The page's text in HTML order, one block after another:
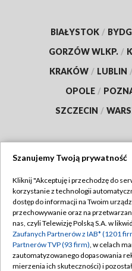
BIAŁYSTOK /
GORZÓW WLKP. /
KRAKÓW / LUBLIN
OPOLE /
SZCZECIN /
Abonament TVP
Emisja w TVP
Centrum informacji TVP
Polityka
Szanujemy Twoją prywatność
Kliknij "Akceptuję i przechodzę do
korzystanie z technologii
dostęp do informacji na Twoim
przechowywanie oraz na
nas, czyli Telewizję Polską S.A. w
Zaufanych Partnerów z IAB* (1201
Partnerów TVP (93 firm), w celach
zautomatyzowanego dopasowania
mierzenia ich skuteczności) i